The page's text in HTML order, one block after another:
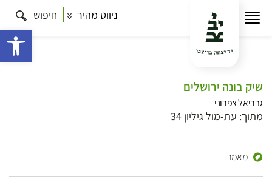
ניווט מהיר חיפוש
שיק בונה ירושלים
גבריאל צפרוני
מתוך: עת-מול גיליון 34
מאמר